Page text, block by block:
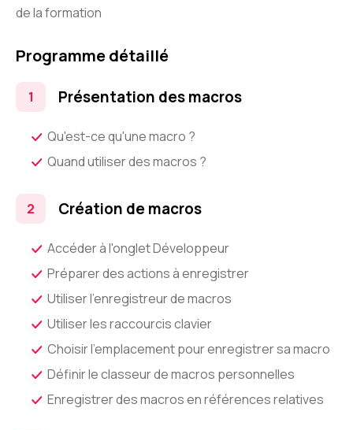
de la formation
Programme détaillé
Présentation des macros
Qu'est-ce qu'une macro ?
Quand utiliser des macros ?
Création de macros
Accéder à l'onglet Développeur
Préparer des actions à enregistrer
Utiliser l'enregistreur de macros
Utiliser les raccourcis clavier
Choisir l'emplacement pour enregistrer sa macro
Définir le classeur de macros personnelles
Enregistrer des macros en références relatives